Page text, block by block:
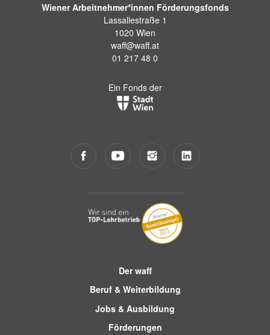
Wiener Arbeitnehmer*innen Förderungsfonds
Lassallestraße 1
1020 Wien
waff@waff.at
01 217 48 0
Ein Fonds der
Der waff
Beruf & Weiterbildung
Jobs & Ausbildung
Förderungen